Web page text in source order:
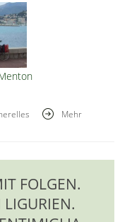
Mehr
FOLGEN.
LIGURIEN.